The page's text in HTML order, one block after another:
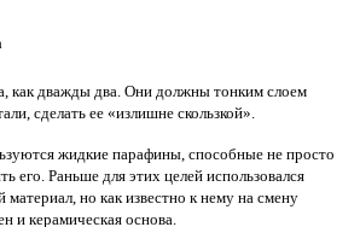
как дважды два. Они должны тонким слоем
сделать ее «излишне скользкой».
жидкие парафины, способные не просто
его. Раньше для этих целей использовался
материал, но как известно к нему на смену
и керамическая основа.